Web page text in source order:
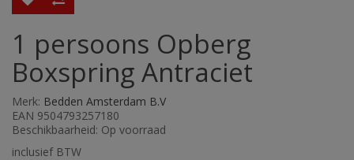
1 persoons Opberg
Boxspring Antraciet
Merk: Bedden Amsterdam B.V
EAN 9504793257180
Beschikbaarheid: Op voorraad
inclusief BTW